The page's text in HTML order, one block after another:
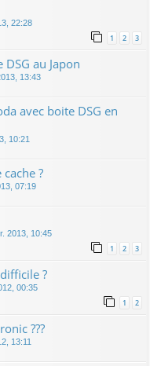
22:28
1 2 3
au Japon
13:43
avec boite DSG en
10:21
?
07:19
2013, 10:45
1 2 3
?
00:35
1 2
???
13:11